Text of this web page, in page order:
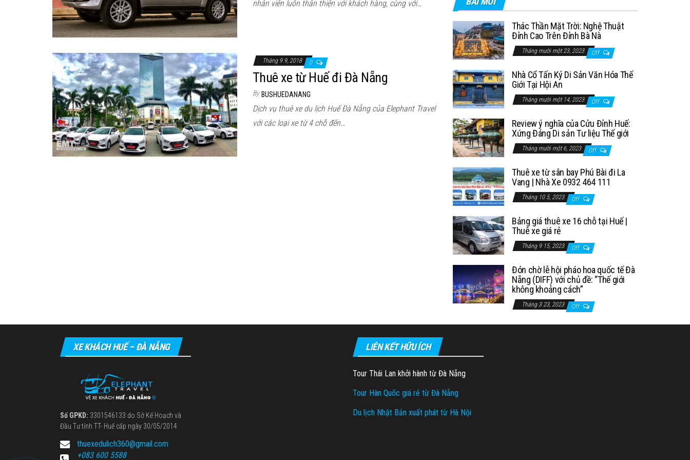
nhân viên luôn thân thiện với khách hàng, cùng với…
Tháng 9 9, 2018 0
Thuê xe từ Huế đi Đà Nẵng
By BUSHUEDANANG
Dịch vụ thuê xe du lịch Huế Đà Nẵng của Elephant Travel
với các loại xe từ 4 chỗ đến…
Thác Thần Mặt Trời: Nghệ Thuật
Đỉnh Cao Trên Đỉnh Bà Nà
Tháng mười một 23, 2023 Off
Nhà Cổ Tấn Ký Di Sản Văn Hóa Thế
Giới Tại Hội An
Tháng mười một 14, 2023 Off
Review ý nghĩa của Cửu Đỉnh Huế:
Xứng Đáng Di sản Tư liệu Thế giới
Tháng mười một 6, 2023 Off
Thuê xe từ sân bay Phú Bài đi La
Vang | Nhà Xe 0932 464 111
Tháng 10 5, 2023 Off
Bảng giá thuê xe 16 chỗ tại Huế |
Thuê xe giá rẻ
Tháng 9 15, 2023 Off
Đón chờ lễ hội pháo hoa quốc tế Đà
Nẵng (DIFF) với chủ đề: “Thế giới
không khoảng cách”
Tháng 3 23, 2023 Off
XE KHÁCH HUẾ – ĐÀ NẴNG
Số GPKD: 3301546133 do Sở Kế Hoạch và
Đầu Tư tỉnh TT- Huế cấp ngày 30/05/2014
thuexedulich360@gmail.com
+083 600 5588
LIÊN KẾT HỮU ÍCH
Tour Thái Lan khởi hành từ Đà Nẵng
Tour Hàn Quốc giá rẻ từ Đà Nẵng
Du lịch Nhật Bản xuất phát từ Hà Nội